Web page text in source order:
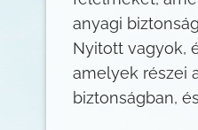
anyagi
Nyitott vagyok,
amelyek részei
biztonságban,